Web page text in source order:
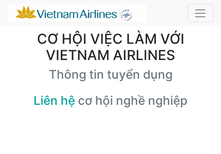
CƠ HỘI VIỆC LÀM VỚI
VIETNAM AIRLINES
Thông tin tuyển dụng
Liên hệ cơ hội nghề nghiệp